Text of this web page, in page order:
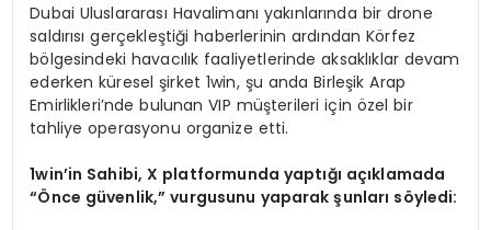
Dubai Uluslararası Havalimanı yakınlarında bir drone
saldırısı gerçekleştiği haberlerinin ardından Körfez
bölgesindeki havacılık faaliyetlerinde aksaklıklar devam
ederken küresel şirket 1win, şu anda Birleşik Arap
Emirlikleri’nde bulunan VIP müşterileri için özel bir
tahliye operasyonu organize etti.
1win’in Sahibi, X platformunda yaptığı açıklamada
“Önce güvenlik,” vurgusunu yaparak şunları söyledi: